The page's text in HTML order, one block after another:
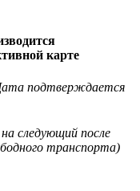
карте
подтверждается
следующий после
транспорта)